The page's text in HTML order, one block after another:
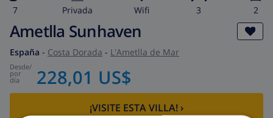
7 privada wifi 3 2
Ametlla Sunhaven
España - Costa Dorada - L'Ametlla de Mar
desde/
por
día 228,01 US$
¡VISITE ESTA VILLA! ›